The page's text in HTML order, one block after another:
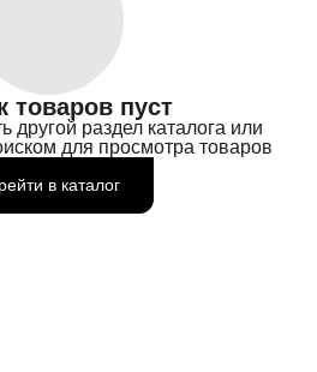
товаров пуст
раздел каталога или
для просмотра товаров
в каталог